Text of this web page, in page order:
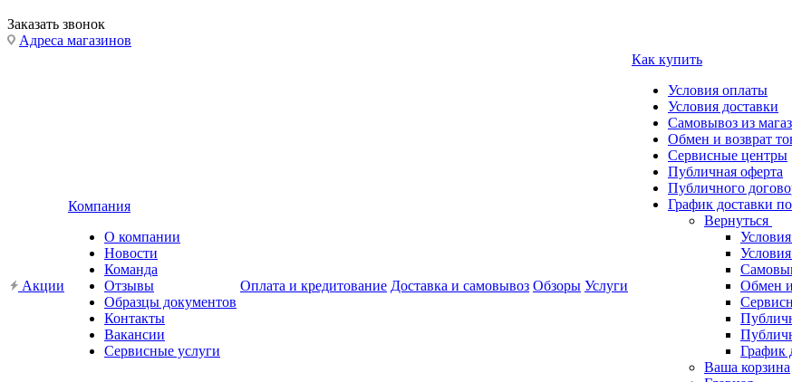
Заказать звонок
Адреса магазинов
Акции
Компания
О компании
Новости
Команда
Отзывы
Образцы документов
Контакты
Вакансии
Сервисные услуги
Оплата и кредитование Доставка и самовывоз Обзоры Услуги
Как купить
Условия оплаты
Условия доставки
Самовывоз из
Обмен и возврат
Сервисные центры
Публичная оферта
Публичного
График доставки
Вернуться
Обмен и
График
Ваша корзина